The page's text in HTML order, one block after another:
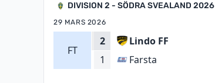
DIVISION 2 - SÖDRA SVEALAND 2026
29 MARS 2026
FT
2
1
Lindo FF
Farsta